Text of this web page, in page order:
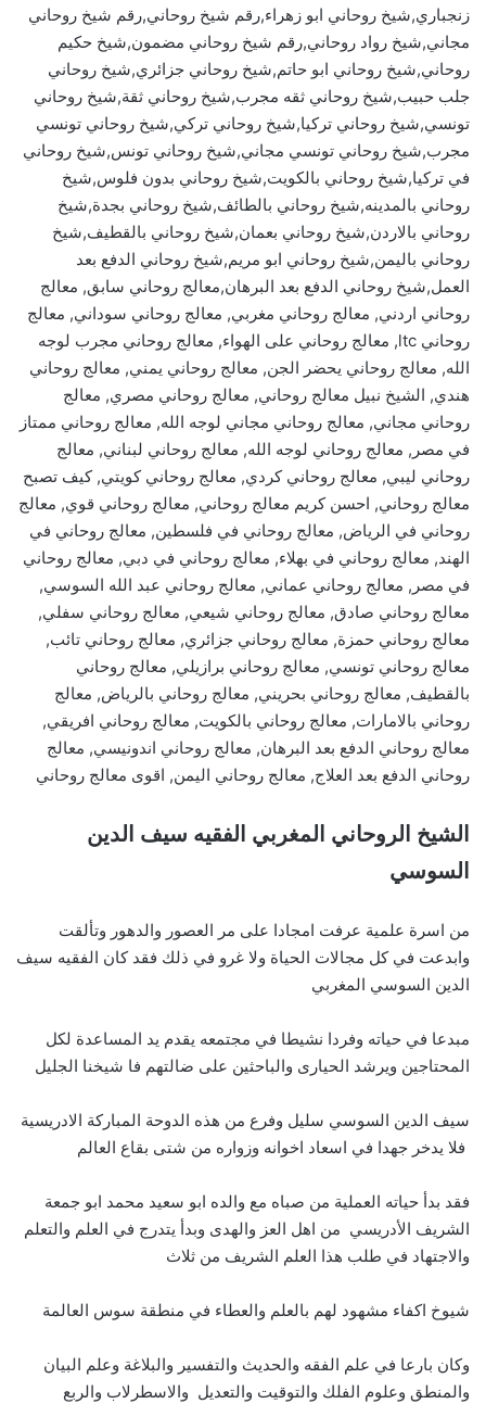
زنجباري,شيخ روحاني ابو زهراء,رقم شيخ روحاني,رقم شيخ روحاني
مجاني,شيخ رواد روحاني,رقم شيخ روحاني مضمون,شيخ حكيم
روحاني,شيخ روحاني ابو حاتم,شيخ روحاني جزائري,شيخ روحاني
جلب حبيب,شيخ روحاني ثقه مجرب,شيخ روحاني ثقة,شيخ روحاني
تونسي,شيخ روحاني تركيا,شيخ روحاني تركي,شيخ روحاني تونسي
مجرب,شيخ روحاني تونسي مجاني,شيخ روحاني تونس,شيخ روحاني
في تركيا,شيخ روحاني بالكويت,شيخ روحاني بدون فلوس,شيخ
روحاني بالمدينه,شيخ روحاني بالطائف,شيخ روحاني بجدة,شيخ
روحاني بالاردن,شيخ روحاني بعمان,شيخ روحاني بالقطيف,شيخ
روحاني باليمن,شيخ روحاني ابو مريم,شيخ روحاني الدفع بعد
العمل,شيخ روحاني الدفع بعد البرهان,معالج روحاني سابق, معالج
روحاني اردني, معالج روحاني مغربي, معالج روحاني سوداني, معالج
روحاني ltc, معالج روحاني على الهواء, معالج روحاني مجرب لوجه
الله, معالج روحاني يحضر الجن, معالج روحاني يمني, معالج روحاني
هندي, الشيخ نبيل معالج روحاني, معالج روحاني مصري, معالج
روحاني مجاني, معالج روحاني مجاني لوجه الله, معالج روحاني ممتاز
في مصر, معالج روحاني لوجه الله, معالج روحاني لبناني, معالج
روحاني ليبي, معالج روحاني كردي, معالج روحاني كويتي, كيف تصبح
معالج روحاني, احسن كريم معالج روحاني, معالج روحاني قوي, معالج
روحاني في الرياض, معالج روحاني في فلسطين, معالج روحاني في
الهند, معالج روحاني في بهلاء, معالج روحاني في دبي, معالج روحاني
في مصر, معالج روحاني عماني, معالج روحاني عبد الله السوسي,
معالج روحاني صادق, معالج روحاني شيعي, معالج روحاني سفلي,
معالج روحاني حمزة, معالج روحاني جزائري, معالج روحاني تائب,
معالج روحاني تونسي, معالج روحاني برازيلي, معالج روحاني
بالقطيف, معالج روحاني بحريني, معالج روحاني بالرياض, معالج
روحاني بالامارات, معالج روحاني بالكويت, معالج روحاني افريقي,
معالج روحاني الدفع بعد البرهان, معالج روحاني اندونيسي, معالج
روحاني الدفع بعد العلاج, معالج روحاني اليمن, اقوى معالج روحاني
الشيخ الروحاني المغربي الفقيه سيف الدين
السوسي
من اسرة علمية عرفت امجادا على مر العصور والدهور وتألقت
وابدعت في كل مجالات الحياة ولا غرو في ذلك فقد كان الفقيه سيف
الدين السوسي المغربي
مبدعا في حياته وفردا نشيطا في مجتمعه يقدم يد المساعدة لكل
المحتاجين ويرشد الحيارى والباحثين على ضالتهم فا شيخنا الجليل
سيف الدين السوسي سليل وفرع من هذه الدوحة المباركة الادريسية
فلا يدخر جهدا في اسعاد اخوانه وزواره من شتى بقاع العالم
فقد بدأ حياته العملية من صباه مع والده ابو سعيد محمد ابو جمعة
الشريف الأدريسي من اهل العز والهدى وبدأ يتدرج في العلم والتعلم
والاجتهاد في طلب هذا العلم الشريف من ثلاث
شيوخ اكفاء مشهود لهم بالعلم والعطاء في منطقة سوس العالمة
وكان بارعا في علم الفقه والحديث والتفسير والبلاغة وعلم البيان
والمنطق وعلوم الفلك والتوقيت والتعديل والاسطرلاب والربع